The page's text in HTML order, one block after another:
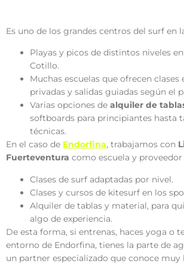
Es uno de los grandes centros del surf en
Playas y picos de distintos niveles
Cotillo.
Muchas escuelas que ofrecen clases
privadas y salidas guiadas según el
Varias opciones de alquiler de
softboards para principiantes hasta
técnicas.
En el caso de Endorfina, trabajamos con
Fuerteventura como escuela y proveedor
Clases de surf adaptadas por nivel.
Clases y cursos de kitesurf en los
Alquiler de tablas y material, para
algo de experiencia.
De esta forma, si entrenas, haces yoga o
entorno de Endorfina, tienes la parte de
un partner especializado que conoce muy